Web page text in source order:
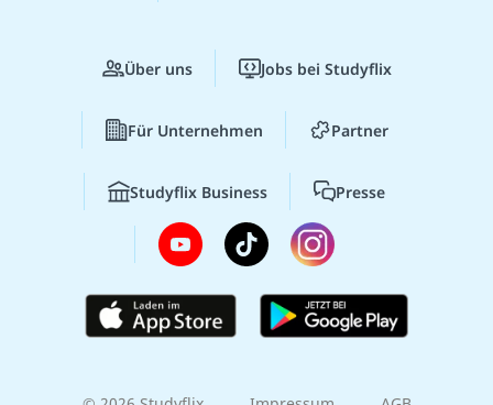
Über uns Jobs bei Studyflix
Für Unternehmen Partner
Studyflix Business Presse